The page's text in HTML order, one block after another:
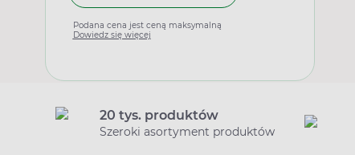
Podana cena jest ceną maksymalną
Dowiedz się więcej
20 tys. produktów
Szeroki asortyment produktów